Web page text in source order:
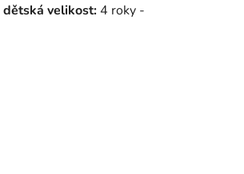
dětská velikost: 4 roky -